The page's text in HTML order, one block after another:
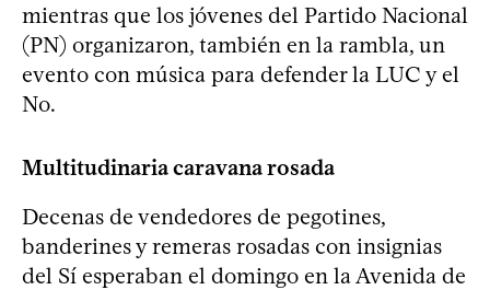
mientras que los jóvenes del Partido Nacional
(PN) organizaron, también en la rambla, un
evento con música para defender la LUC y el
No.
Multitudinaria caravana rosada
Decenas de vendedores de pegotines,
banderines y remeras rosadas con insignias
del Sí esperaban el domingo en la Avenida de